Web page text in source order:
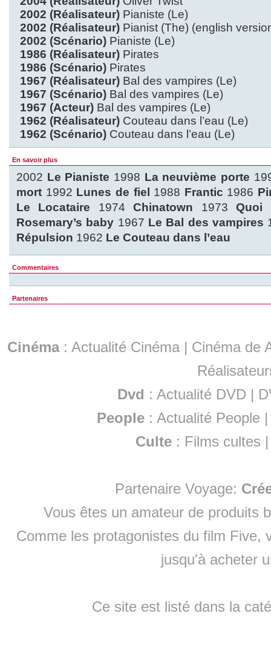
2002 (Réalisateur) Pianiste (Le)
2002 (Réalisateur) Pianist (The) (english
2002 (Scénario) Pianiste (Le)
1986 (Réalisateur) Pirates
1986 (Scénario) Pirates
1967 (Réalisateur) Bal des vampires (Le)
1967 (Scénario) Bal des vampires (Le)
1967 (Acteur) Bal des vampires (Le)
1962 (Réalisateur) Couteau dans l’eau (Le)
1962 (Scénario) Couteau dans l’eau (Le)
En savoir plus
2002 Le Pianiste 1998 La neuvième porte
mort 1992 Lunes de fiel 1988 Frantic 1986
Le Locataire 1974Chinatown 1973Quoi
Rosemary’s baby 1967 Le Bal des vampires
Répulsion 1962 Le Couteau dans l’eau
Commentaires
Partenaires
Cinéma: Actualité Cinéma | Cinéma de
Dvd : Actualité DVD |
People :Actualité People
Culte : Films cultes
Partenaire Voyage:
Vous êtes un amateur de produits
Comme les protagonistes du film Five,
jusqu'à acheter
Ce site est listé dans la